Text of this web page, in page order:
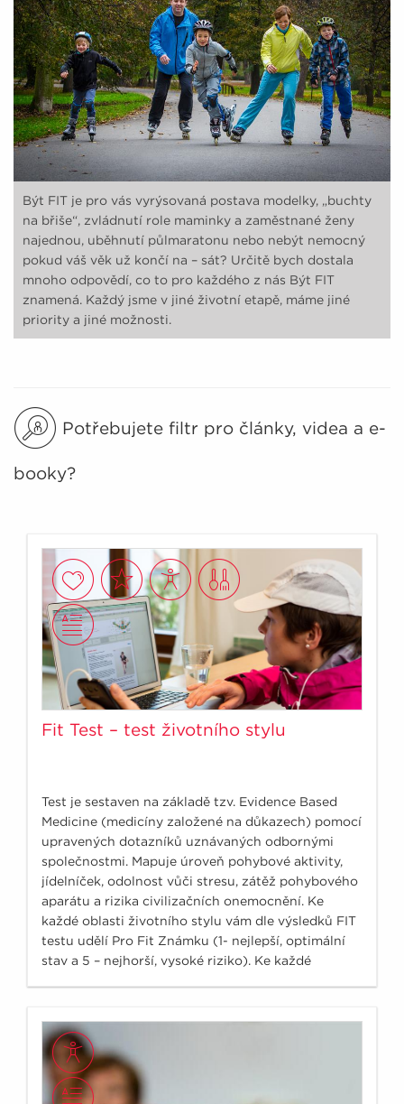
Být FIT je pro vás vyrýsovaná postava modelky, „buchty
na břiše“, zvládnutí role maminky a zaměstnané ženy
najednou, uběhnutí půlmaratonu nebo nebýt nemocný
pokud váš věk už končí na – sát? Určitě bych dostala
mnoho odpovědí, co to pro každého z nás Být FIT
znamená. Každý jsme v jiné životní etapě, máme jiné
priority a jiné možnosti.
Potřebujete filtr pro články, videa a e-
booky?
Fit Test – test životního stylu
Test je sestaven na základě tzv. Evidence Based
Medicine (medicíny založené na důkazech) pomocí
upravených dotazníků uznávaných odbornými
společnostmi. Mapuje úroveň pohybové aktivity,
jídelníček, odolnost vůči stresu, zátěž pohybového
aparátu a rizika civilizačních onemocnění. Ke
každé oblasti životního stylu vám dle výsledků FIT
testu udělí Pro Fit Známku (1- nejlepší, optimální
stav a 5 – nejhorší, vysoké riziko). Ke každé
pomoci.